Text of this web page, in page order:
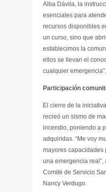
Alba Dávila, la
esenciales para
recursos disponibles
un curso, sino que
establecimos la
ellos se llevan el
cualquier
Participación
El cierre de la
recreó un sismo de
incendio, poniendo a
adquiridas. “Me voy
mayores capacidades
una emergencia real”,
Comité de Servicio
Nancy Verdugo.